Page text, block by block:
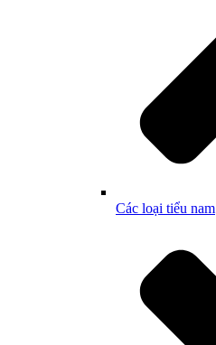
Các loại tiểu nam